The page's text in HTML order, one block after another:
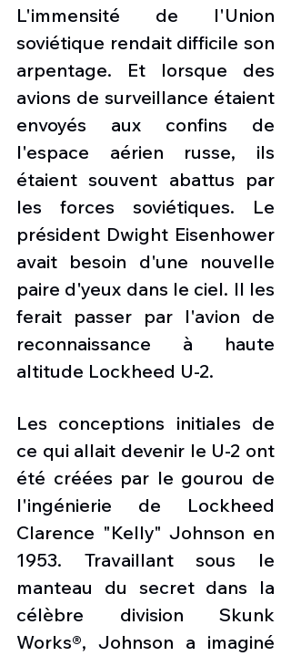
L'immensité de l'Union
soviétique rendait difficile son
arpentage. Et lorsque des
avions de surveillance étaient
envoyés aux confins de
l'espace aérien russe, ils
étaient souvent abattus par
les forces soviétiques. Le
président Dwight Eisenhower
avait besoin d'une nouvelle
paire d'yeux dans le ciel. Il les
ferait passer par l'avion de
reconnaissance à haute
altitude Lockheed U-2.
Les conceptions initiales de
ce qui allait devenir le U-2 ont
été créées par le gourou de
l'ingénierie de Lockheed
Clarence "Kelly" Johnson en
1953. Travaillant sous le
manteau du secret dans la
célèbre division Skunk
Works®, Johnson a imaginé